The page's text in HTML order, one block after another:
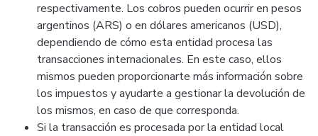
respectivamente. Los cobros pueden ocurrir en pesos
argentinos (ARS) o en dólares americanos (USD),
dependiendo de cómo esta entidad procesa las
transacciones internacionales. En este caso, ellos
mismos pueden proporcionarte más información sobre
los impuestos y ayudarte a gestionar la devolución de
los mismos, en caso de que corresponda.
Si la transacción es procesada por la entidad local